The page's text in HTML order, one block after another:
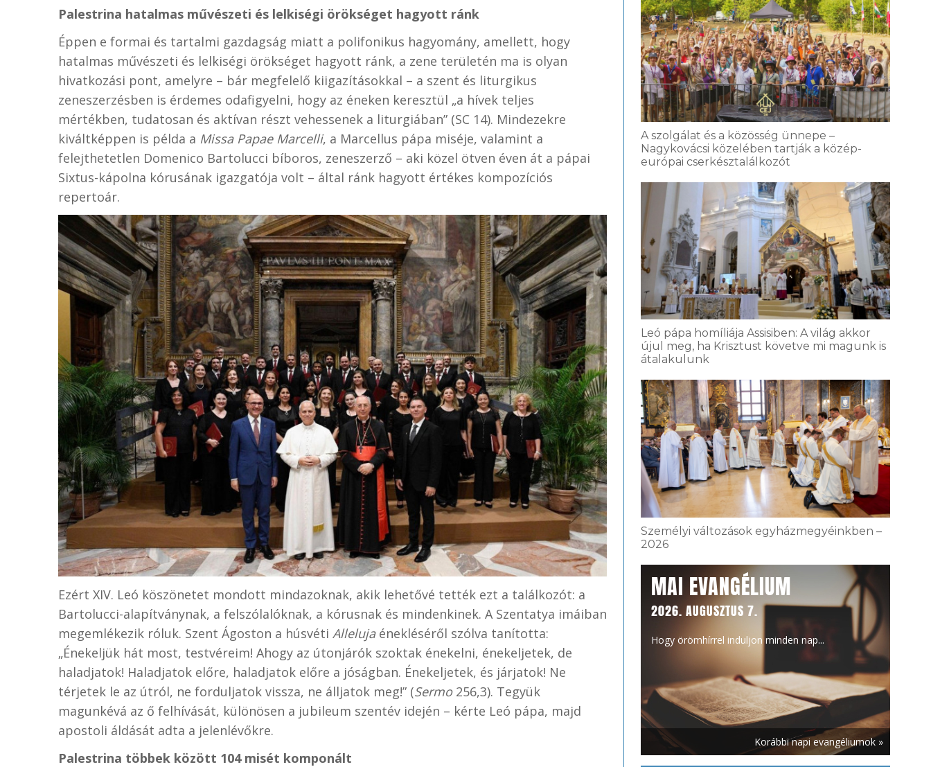
Palestrina hatalmas művészeti és lelkiségi örökséget hagyott ránk
Éppen e formai és tartalmi gazdagság miatt a polifonikus hagyomány, amellett, hogy
hatalmas művészeti és lelkiségi örökséget hagyott ránk, a zene területén ma is olyan
hivatkozási pont, amelyre – bár megfelelő kiigazításokkal – a szent és liturgikus
zeneszerzésben is érdemes odafigyelni, hogy az éneken keresztül „a hívek teljes
mértékben, tudatosan és aktívan részt vehessenek a liturgiában” (SC 14). Mindezekre
kiváltképpen is példa a Missa Papae Marcelli, a Marcellus pápa miséje, valamint a
felejthetetlen Domenico Bartolucci bíboros, zeneszerző – aki közel ötven éven át a pápai
Sixtus-kápolna kórusának igazgatója volt – által ránk hagyott értékes kompozíciós
repertoár.
Ezért XIV. Leó köszönetet mondott mindazoknak, akik lehetővé tették ezt a találkozót: a
Bartolucci-alapítványnak, a felszólalóknak, a kórusnak és mindenkinek. A Szentatya imáiban
megemlékezik róluk. Szent Ágoston a húsvéti Allelujaénekléséről szólva tanította:
„Énekeljük hát most, testvéreim! Ahogy az útonjárók szoktak énekelni, énekeljetek, de
haladjatok! Haladjatok előre, haladjatok előre a jóságban. Énekeljetek, és járjatok! Ne
térjetek le az útról, ne forduljatok vissza, ne álljatok meg!” (Sermo256,3). Tegyük
magunkévá az ő felhívását, különösen a jubileum szentév idején – kérte Leó pápa, majd
apostoli áldását adta a jelenlévőkre.
Palestrina többek között 104 misét komponált
A szolgálat és a közösség ünnepe –
Nagykovácsi közelében tartják a közép-
európai cserkésztalálkozót
Leó pápa homíliája Assisiben: A világ akkor
újul meg, ha Krisztust követve mi magunk is
átalakulunk
Személyi változások egyházmegyéinkben –
2026
MAI EVANGÉLIUM
2026. AUGUSZTUS 7.
Hogy örömhírrel induljon minden nap...
Korábbi napi evangéliumok »